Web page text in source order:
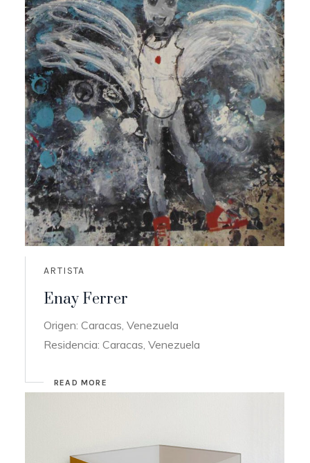
ARTISTA
Enay Ferrer
Origen: Caracas, Venezuela
Residencia: Caracas, Venezuela
READ MORE